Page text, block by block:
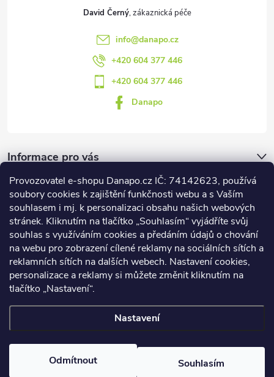
Provozovatel e-shopu Danapo.cz IČ: 74142623, používá
soubory cookies k zajištění funkčnosti webu a s Vaším
souhlasem i mj. k personalizaci obsahu našich webových
stránek. Kliknutím na tlačítko „Souhlasím“ vyjádříte svůj
souhlas s využíváním cookies a předáním údajů o chování
na webu pro zobrazení cílené reklamy na sociálních sítích a
reklamních sítích na dalších webech. Nastavení cookies,
personalizace a reklamy si můžete změnit kliknutím na
tlačítko „Nastavení“.
Nastavení
Odmítnout Souhlasím
David Černý
info@danapo.cz
+420 604 377 446
+420 604 377 446
Danapo
Informace pro vás
Dotazník
Co upřednosťnujete?
Počet hlasů:437
Facebook
Upravit nastavení cookies